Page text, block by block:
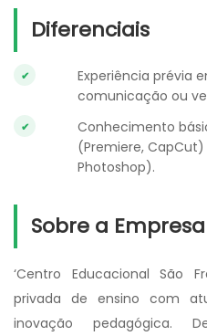
Diferenciais
Experiência prévia
comunicação ou
Conhecimento
(Premiere,
Photoshop).
Sobre a Empresa
‘Centro Educacional São
privada de ensino com
inovação pedagógica.